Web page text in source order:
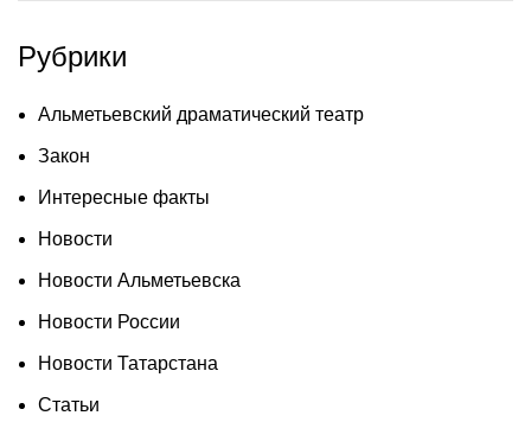
Рубрики
Альметьевский драматический театр
Закон
Интересные факты
Новости
Новости Альметьевска
Новости России
Новости Татарстана
Статьи